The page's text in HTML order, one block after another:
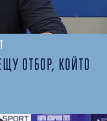
ОТБОР, КОЙТО